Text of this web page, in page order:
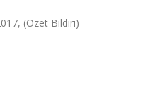
(Özet Bildiri)